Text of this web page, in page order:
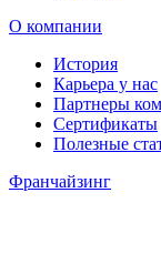
О компании
История
Карьера у нас
Партнеры
Сертификаты
Полезные
Франчайзинг